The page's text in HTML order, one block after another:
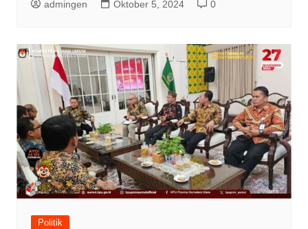
admingen Oktober 5, 2024 0
Politik